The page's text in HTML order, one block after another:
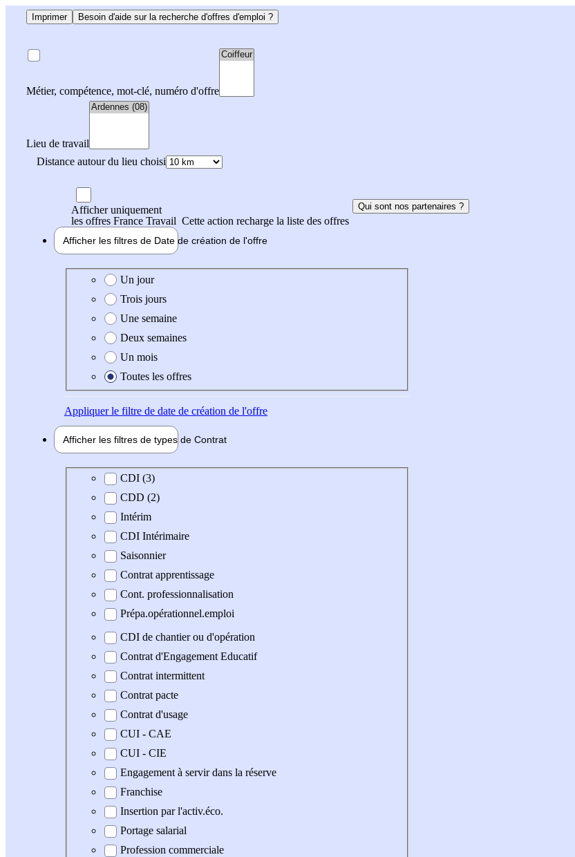
Imprimer Besoin d'aide sur la recherche d'offres d'emploi ?
Métier, compétence, mot-clé, numéro d'offre
Lieu de travail
Distance autour du lieu choisi
Afficher uniquement
les offres France Travail Cette action recharge la liste des offres
Qui sont nos partenaires ?
Afficher les filtres de Date de création de l'offre
Date de création de l'offre
Un jour
Trois jours
Une semaine
Deux semaines
Un mois
Toutes les offres
Appliquerle filtre de date de création de l'offre
Afficher les filtres de types de Contrat
Type de contrat
CDI (3)
CDD (2)
Intérim
CDI Intérimaire
Saisonnier
Contrat apprentissage
Cont. professionnalisation
Prépa.opérationnel.emploi
CDI de chantier ou d'opération
Contrat d'Engagement Educatif
Contrat intermittent
Contrat pacte
Contrat d'usage
CUI - CAE
CUI - CIE
Engagement à servir dans la réserve
Franchise
Insertion par l'activ.éco.
Portage salarial
Profession commerciale